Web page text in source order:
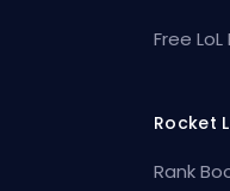
Free
Rocket
Rank